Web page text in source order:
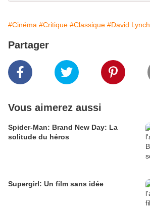
#Cinéma #Critique #Classique #David Lynch
Partager
Vous aimerez aussi
Spider-Man: Brand New Day: La
solitude du héros
Supergirl: Un film sans idée